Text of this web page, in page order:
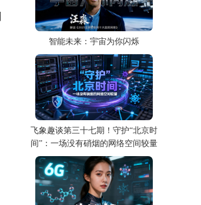
智能未来：宇宙为你闪烁
飞象趣谈第三十七期！守护“北京时
间”：一场没有硝烟的网络空间较量